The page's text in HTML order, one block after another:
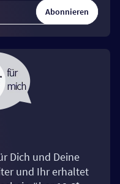
Abonnieren
Dich und Deine
und Ihr erhaltet